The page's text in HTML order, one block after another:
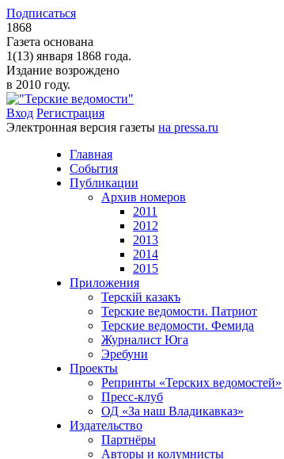
Подписаться
1868
Газета основана
1(13) января 1868 года.
Издание возрождено
в 2010 году.
Вход Регистрация
Электронная версия газеты на pressa.ru
Главная
События
Публикации
Архив номеров
2011
2012
2013
2014
2015
Приложения
Терскiй казакъ
Терские ведомости. Патриот
Терские ведомости. Фемида
Журналист Юга
Эребуни
Проекты
Репринты «Терских ведомостей»
Пресс-клуб
ОД «За наш Владикавказ»
Издательство
Партнёры
Авторы и колумнисты